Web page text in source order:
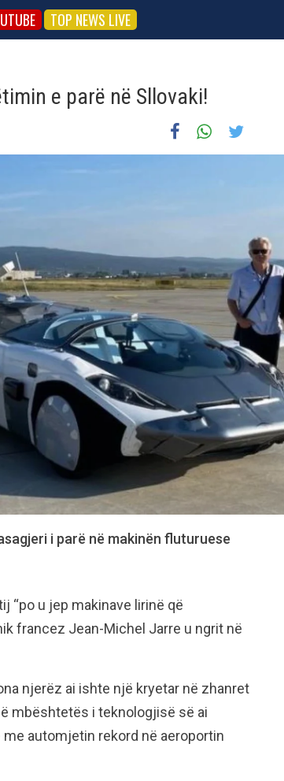
TOP NEWS LIVE
e parë në Sllovaki!
i parë në makinën fluturuese
“po u jep makinave lirinë që
francez Jean-Michel Jarre u ngrit në
njerëz ai ishte një kryetar në zhanret
mbështetës i teknologjisë së ai
automjetin rekord në aeroportin